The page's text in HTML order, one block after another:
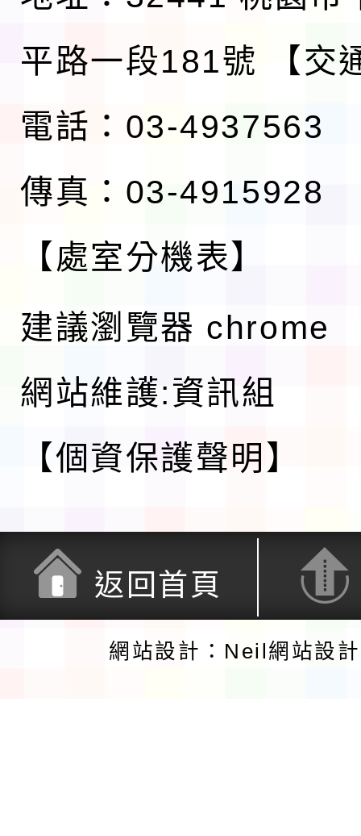
平路一段181號
【交
電話：03-4937563
傳真：03-4915928
【處室分機表】
建議瀏覽器 chrome
網站維護:資訊組
【個資保護聲明】
返回首頁
網站設計：Neil網站設